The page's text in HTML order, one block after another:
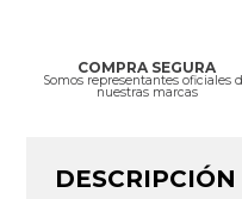
COMPRA SEGURA
Somos representantes oficiales
nuestras marcas